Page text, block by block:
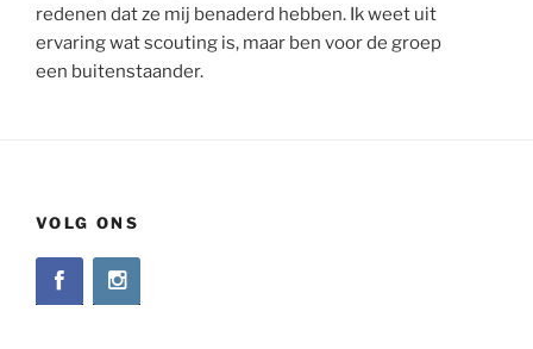
redenen dat ze mij benaderd hebben. Ik weet uit
ervaring wat scouting is, maar ben voor de groep
een buitenstaander.
VOLG ONS